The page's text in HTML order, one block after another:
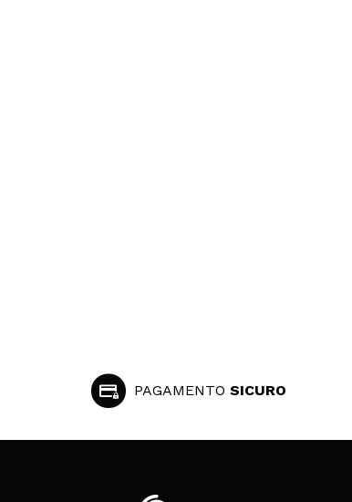
PAGAMENTO SICURO